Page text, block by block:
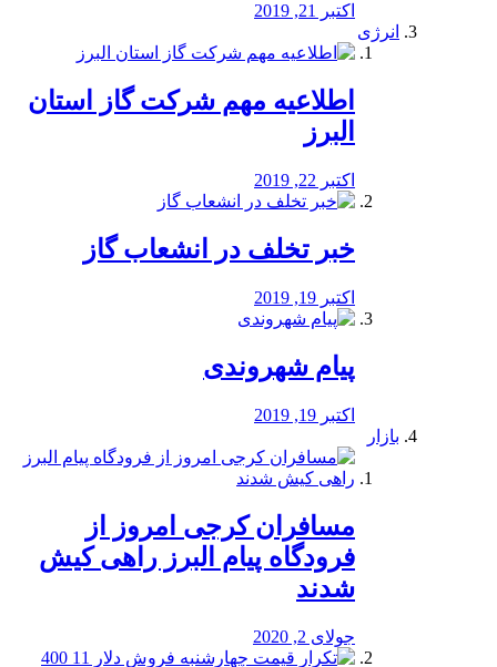
اکتبر 21, 2019
انرژی
️اطلاعیه مهم شرکت گاز استان
البرز
اکتبر 22, 2019
خبر تخلف در انشعاب گاز
اکتبر 19, 2019
پیام شهروندی
اکتبر 19, 2019
بازار
مسافران کرجی امروز از
فرودگاه پیام البرز راهی کیش
شدند
جولای 2, 2020